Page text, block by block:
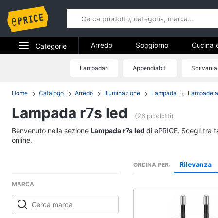
Categorie
Elettrodomestici
Telefonia
Tv e Home Cinema
Videogiochi
Audio e musica
Arredo
Soggiorno
Vedi tutti
Studio e ufficio
Arredo Soggiorno Cucina
Lampadari Appendiabiti Scrivania
Home Catalogo Arredo Illuminazione Lampada Lampade
Lampada r7s led (26 prodotti)
Benvenuto nella sezione Lampada r7s led di ePRICE. Scegli tra
online.
MARCA
ORDINA PER Rilevanza